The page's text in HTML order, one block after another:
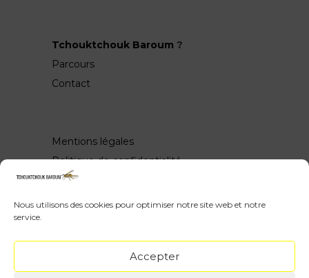
Nous utilisons des cookies pour optimiser notre site web et notre
service.
Accepter
Tchouktchouk Baroum ?
Parcours
Contact
Mentions légales
Politique de confidentialité
Wow, vous avez scrollé jusquen bas ♥